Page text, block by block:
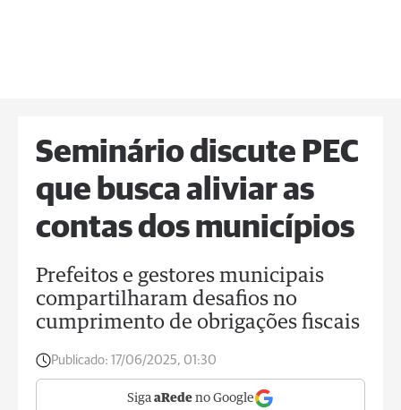
Seminário discute PEC
que busca aliviar as
contas dos municípios
Prefeitos e gestores municipais
compartilharam desafios no
cumprimento de obrigações fiscais
Publicado: 17/06/2025, 01:30
Siga aRede no Google